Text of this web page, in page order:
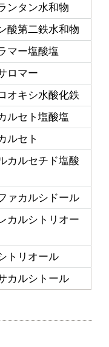
ンタン水和物
酸第二鉄水和物
マー塩酸塩
ロマー
オキシ水酸化鉄
ルセト塩酸塩
ルセト
カルセチド塩酸
ァカルシドール
カルシトリオー
トリオール
カルシトール